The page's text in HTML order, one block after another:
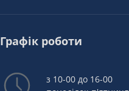
Графік роботи
з 10-00 до 16-00